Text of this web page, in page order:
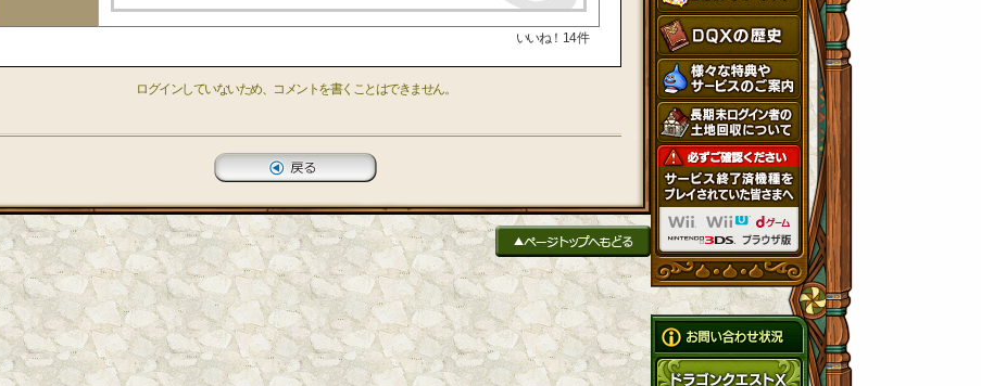
いいね！ 14件
ログインしていないため、コメントを書くことはできません。